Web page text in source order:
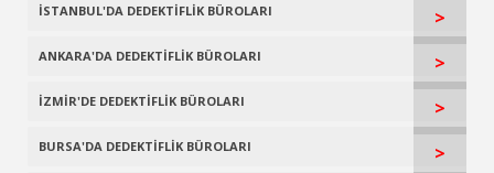
İSTANBUL'DA DEDEKTİFLİK BÜROLARI >
ANKARA'DA DEDEKTİFLİK BÜROLARI >
İZMİR'DE DEDEKTİFLİK BÜROLARI >
BURSA'DA DEDEKTİFLİK BÜROLARI >